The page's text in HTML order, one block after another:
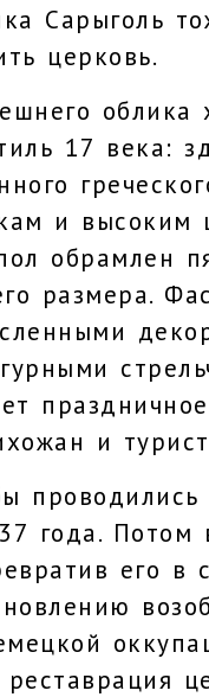
Сарыголь
церковь.
облика
17 века:
и высоким
обрамлен
размера.
и
года. Потом
его в